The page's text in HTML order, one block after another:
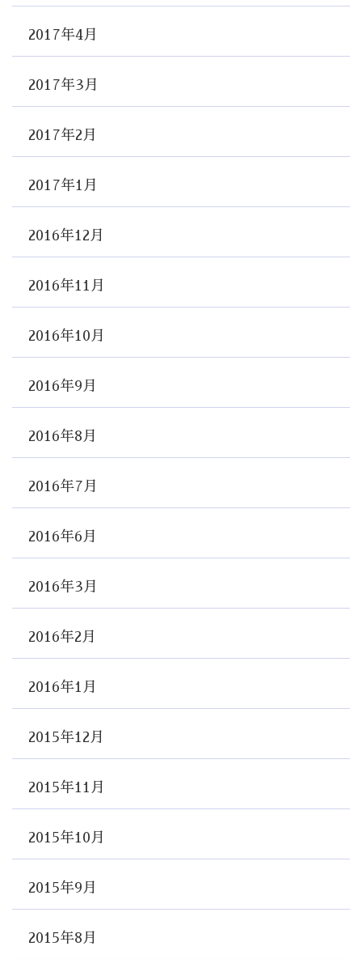
2017年4月
2017年3月
2017年2月
2017年1月
2016年12月
2016年11月
2016年10月
2016年9月
2016年8月
2016年7月
2016年6月
2016年3月
2016年2月
2016年1月
2015年12月
2015年11月
2015年10月
2015年9月
2015年8月